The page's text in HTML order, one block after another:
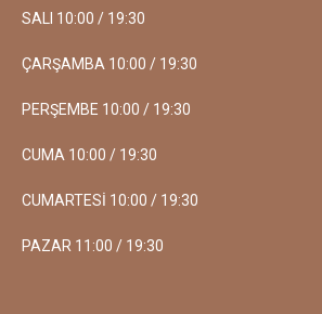
SALI 10:00 / 19:30
ÇARŞAMBA 10:00 / 19:30
PERŞEMBE 10:00 / 19:30
CUMA 10:00 / 19:30
CUMARTESİ 10:00 / 19:30
PAZAR 11:00 / 19:30